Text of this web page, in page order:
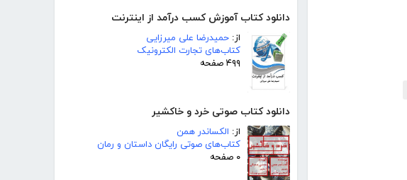
دانلود کتاب آموزش کسب درآمد از اینترنت
از: حمیدرضا علی میرزایی
کتاب‌های تجارت الکترونیک
۴۹۹ صفحه
دانلود کتاب صوتی خرد و خاکشیر
از: الکساندر همن
کتاب‌های صوتی رایگان داستان و رمان
۰ صفحه